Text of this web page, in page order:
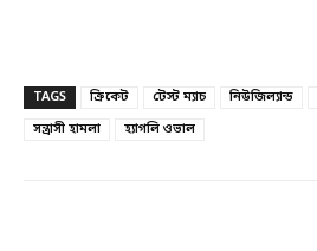
TAGS ক্রিকেট টেস্ট ম্যাচ নিউজিল্যান্ড
সন্ত্রাসী হামলা
হ্যাগলি ওভাল